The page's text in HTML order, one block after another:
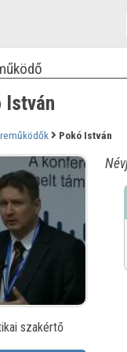
István
Pokó István
szakértő